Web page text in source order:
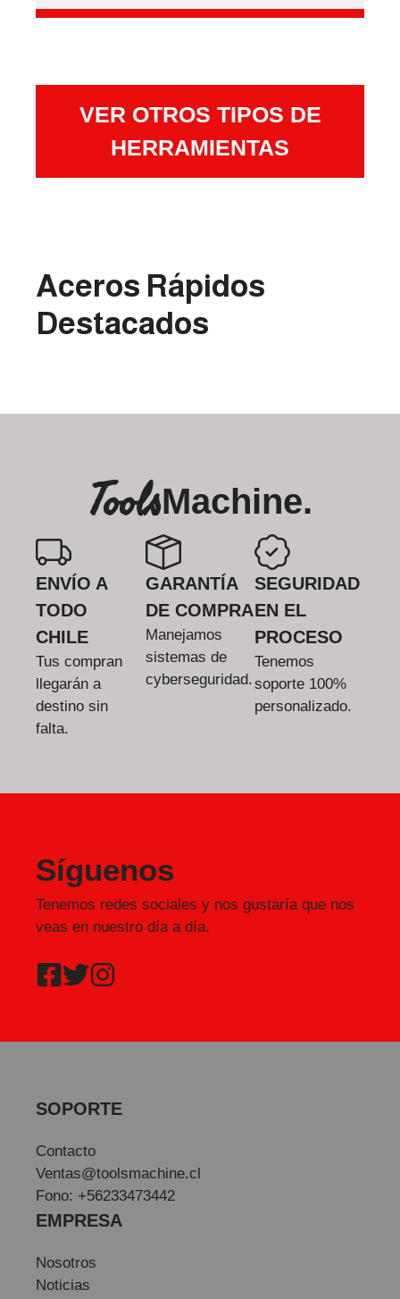
VER OTROS TIPOS DE
HERRAMIENTAS
Aceros Rápidos
Destacados
ToolsMachine.
ENVÍO A
TODO
CHILE
Tus compran
llegarán a
destino sin
falta.
GARANTÍA
DE COMPRA
Manejamos
sistemas de
cyberseguridad.
SEGURIDAD
EN EL
PROCESO
Tenemos
soporte 100%
personalizado.
Síguenos
Tenemos redes sociales y nos gustaría que nos
veas en nuestro día a día.
SOPORTE
Contacto
Ventas@toolsmachine.cl
Fono: +56233473442
EMPRESA
Nosotros
Noticias